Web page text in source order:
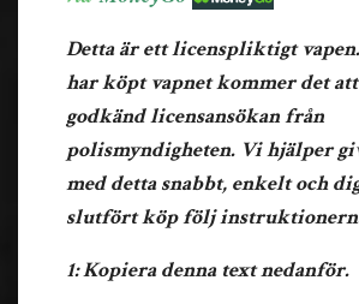
Detta är ett licenspliktigt
har köpt vapnet kommer det
godkänd licensansökan från
polismyndigheten. Vi hjälper
med detta snabbt, enkelt och
slutfört köp följ
1: Kopiera denna text nedanför.